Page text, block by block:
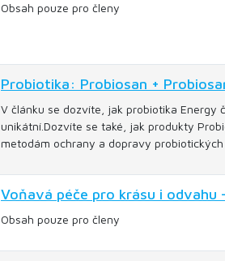
Obsah pouze pro členy
Probiotika: Probiosan +
V článku se dozvíte, jak probiotika
unikátní.Dozvíte se také, jak produkty
metodám ochrany a dopravy
Voňavá péče pro krásu i odvahu
Obsah pouze pro členy